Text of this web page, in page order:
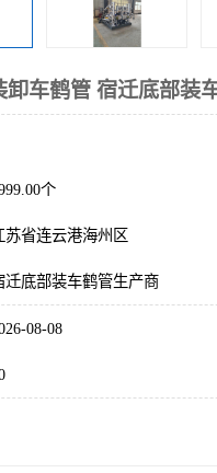
卸车鹤管 宿迁底部装
个
苏省连云港海州区
迁底部装车鹤管生产商
08-08